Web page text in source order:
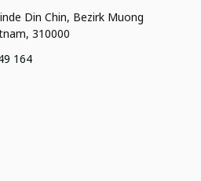
Din Chin, Bezirk Muong
310000
164